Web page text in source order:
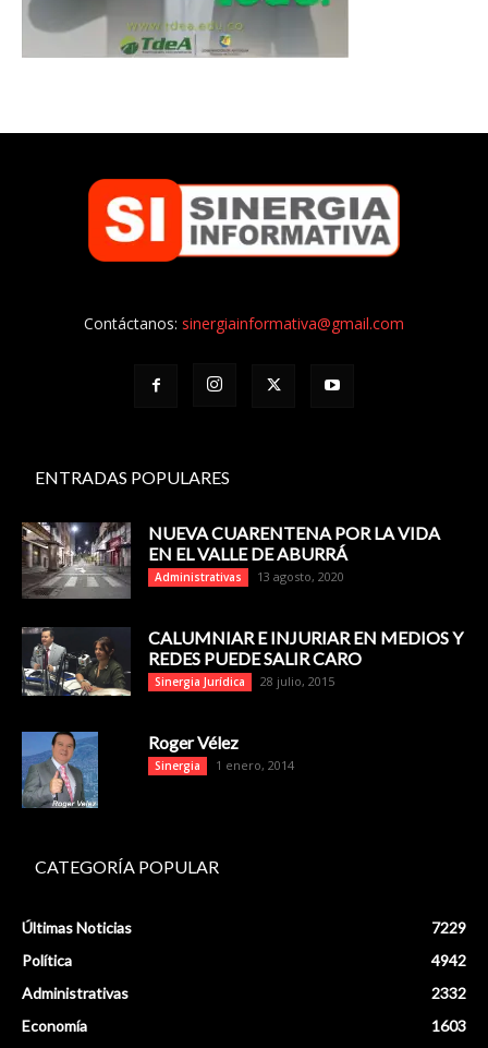
Contáctanos: sinergiainformativa@gmail.com
ENTRADAS POPULARES
NUEVA CUARENTENA POR LA VIDA
EN EL VALLE DE ABURRÁ
Administrativas 13 agosto, 2020
CALUMNIAR E INJURIAR EN MEDIOS Y
REDES PUEDE SALIR CARO
Sinergia Jurídica 28 julio, 2015
Roger Vélez
Sinergia 1 enero, 2014
CATEGORÍA POPULAR
Últimas Noticias
7229
Política
4942
Administrativas
2332
Economía
1603